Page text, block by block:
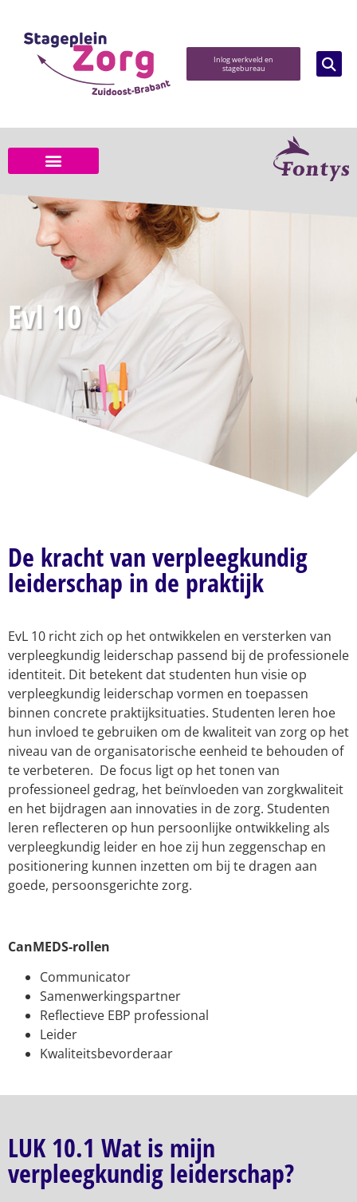
Inlog werkveld en
stagebureau
Evl 10
De kracht van verpleegkundig
leiderschap in de praktijk
EvL 10 richt zich op het ontwikkelen en versterken van
verpleegkundig leiderschap passend bij de professionele
identiteit. Dit betekent dat studenten hun visie op
verpleegkundig leiderschap vormen en toepassen
binnen concrete praktijksituaties. Studenten leren hoe
hun invloed te gebruiken om de kwaliteit van zorg op het
niveau van de organisatorische eenheid te behouden of
te verbeteren. De focus ligt op het tonen van
professioneel gedrag, het beïnvloeden van zorgkwaliteit
en het bijdragen aan innovaties in de zorg. Studenten
leren reflecteren op hun persoonlijke ontwikkeling als
verpleegkundig leider en hoe zij hun zeggenschap en
positionering kunnen inzetten om bij te dragen aan
goede, persoonsgerichte zorg.
CanMEDS-rollen
Communicator
Samenwerkingspartner
Reflectieve EBP professional
Leider
Kwaliteitsbevorderaar
LUK 10.1 Wat is mijn
verpleegkundig leiderschap?